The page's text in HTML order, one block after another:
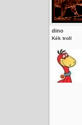
dino
Kék troll